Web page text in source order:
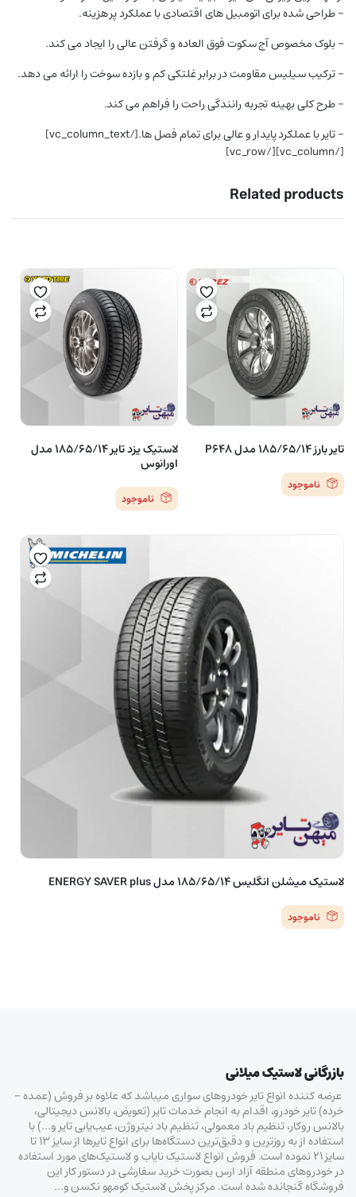
– طراحی شده برای اتومبیل های اقتصادی با عملکرد پر هزینه.
– بلوک مخصوص آج سکوت فوق العاده و گرفتن عالی را ایجاد می کند.
– ترکیب سیلیس مقاومت در برابر غلتکی کم و بازده سوخت را ارائه می دهد.
– طرح کلی بهینه تجربه رانندگی راحت را فراهم می کند.
– تایر با عملکرد پایدار و عالی برای تمام فصل ها.[/vc_column_text]
[/vc_column][/vc_row]
Related products
تایر بارز 185/65/14 مدل P648
ناموجود
لاستیک یزد تایر ۱۸۵/۶۵/۱۴ مدل
اورانوس
ناموجود
لاستیک میشلن انگلیس 185/65/14 مدل ENERGY SAVER plus
ناموجود
بازرگانی لاستیک میلانی
عرضه کننده انواع تایر خودروهای سواری میباشد که علاوه بر فروش (عمده –
خرده‌) تایر خودرو، اقدام به انجام خدمات تایر (تعویض، بالانس دیجیتالی،
بالانس روکار، تنظیم باد معمولی، تنظیم باد نیتروژن، عیب‌یابی تایر و…) با
استفاده از به روزترین و دقیق‌ترین دستگاه‌ها برای انواع تایرها از سایز ۱۳ تا
سایز ۲۱ نموده است. فروش انواع لاستیک‌ نایاب و لاستیک‌های مورد استفاده
در خودروهای منطقه آزاد ارس بصورت خرید سفارشی در دستور کار این
فروشگاه گنجانده شده است. مرکز پخش لاستیک کومهو نکسن و…